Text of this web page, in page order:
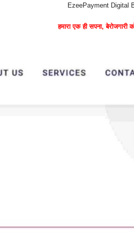
EzeePayment Digital
हमारा एक ही सपना, बेरोजगारी